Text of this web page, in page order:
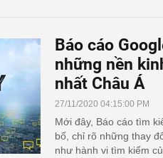
Báo cáo
những nền
nhất Châu Á
27/11/2020 04:15:00 PM
Mới đây, Báo cáo tìm
bố, chỉ rõ những thay
như hành vi tìm kiếm